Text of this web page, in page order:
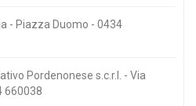
- Piazza Duomo - 0434
Pordenonese s.c.r.l. - Via
660038